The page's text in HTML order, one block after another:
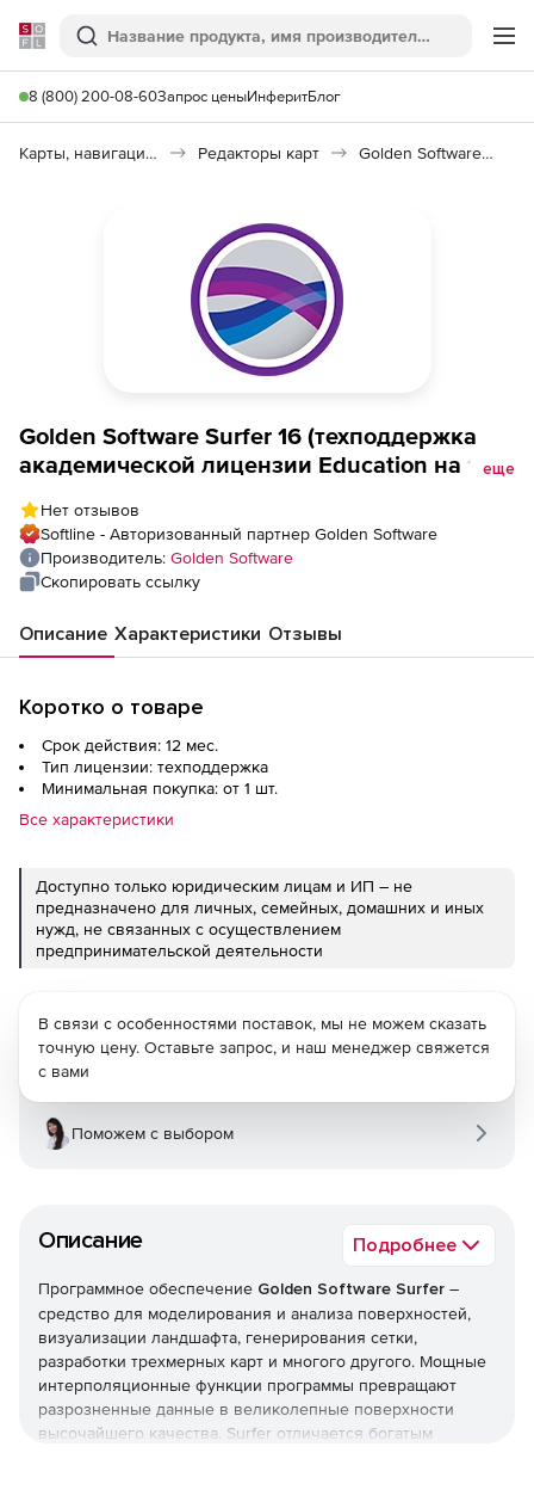
Softline
Поиск
8 (800) 200-08-60Запрос ценыИнферитБлог
Карты, навигация, путешествия Редакторы карт Golden Software Surfer
Golden Software Surfer 16 (техподдержка
академической лицензии Education на 1
еще
Нет отзывов
Softline - Авторизованный партнер Golden Software
Производитель: Golden Software
Скопировать ссылку
Описание Характеристики Отзывы
Коротко о товаре
Срок действия: 12 мес.
Тип лицензии: техподдержка
Минимальная покупка: от 1 шт.
Все характеристики
Доступно только юридическим лицам и ИП – не
предназначено для личных, семейных, домашних и иных
нужд, не связанных с осуществлением
предпринимательской деятельности
Описание Подробнее
Программное обеспечение Golden Software Surfer –
средство для моделирования и анализа поверхностей,
визуализации ландшафта, генерирования сетки,
разработки трехмерных карт и многого другого. Мощные
интерполяционные функции программы превращают
разрозненные данные в великолепные поверхности
высочайшего качества. Surfer отличается богатым
В связи с особенностями поставок, мы не можем сказать
точную цену. Оставьте запрос, и наш менеджер свяжется
с вами
Поможем с выбором